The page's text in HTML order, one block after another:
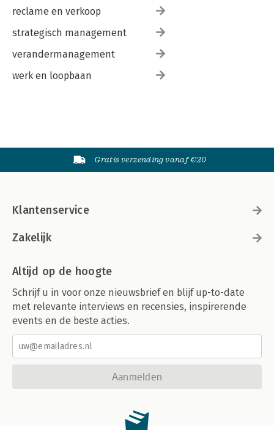
reclame en verkoop
strategisch management
verandermanagement
werk en loopbaan
Gratis verzending vanaf €20
Klantenservice
Zakelijk
Altijd op de hoogte
Schrijf u in voor onze nieuwsbrief en blijf up-to-date
met relevante interviews en recensies, inspirerende
events en de beste acties.
Aanmelden